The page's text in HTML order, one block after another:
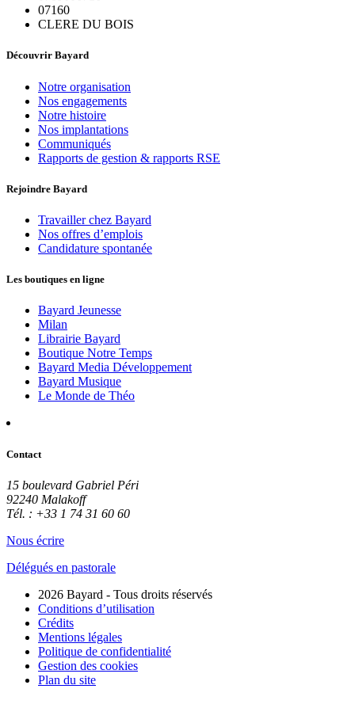
07160
CLERE DU BOIS
Découvrir Bayard
Notre organisation
Nos engagements
Notre histoire
Nos implantations
Communiqués
Rapports de gestion & rapports RSE
Rejoindre Bayard
Travailler chez Bayard
Nos offres d’emplois
Candidature spontanée
Les boutiques en ligne
Bayard Jeunesse
Milan
Librairie Bayard
Boutique Notre Temps
Bayard Media Développement
Bayard Musique
Le Monde de Théo
Contact
15 boulevard Gabriel Péri
92240 Malakoff
Tél. : +33 1 74 31 60 60
Nous écrire
Délégués en pastorale
2026 Bayard - Tous droits réservés
Conditions d’utilisation
Crédits
Mentions légales
Politique de confidentialité
Gestion des cookies
Plan du site